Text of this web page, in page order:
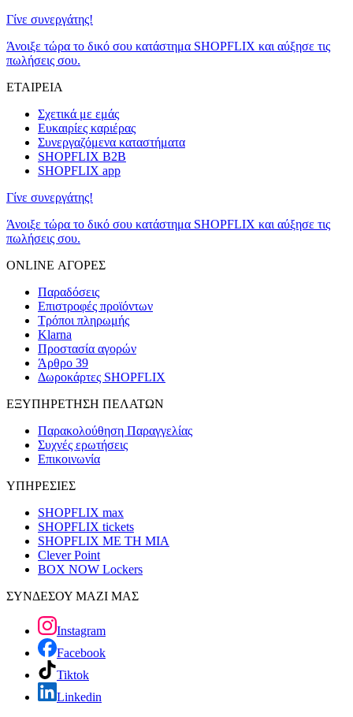
Γίνε συνεργάτης!
Άνοιξε τώρα το δικό σου κατάστημα SHOPFLIX και αύξησε τις
πωλήσεις σου.
ΕΤΑΙΡΕΙΑ
Σχετικά με εμάς
Ευκαιρίες καριέρας
Συνεργαζόμενα καταστήματα
SHOPFLIX B2B
SHOPFLIX app
Γίνε συνεργάτης!
Άνοιξε τώρα το δικό σου κατάστημα SHOPFLIX και αύξησε τις
πωλήσεις σου.
ONLINE ΑΓΟΡΕΣ
Παραδόσεις
Επιστροφές προϊόντων
Τρόποι πληρωμής
Klarna
Προστασία αγορών
Άρθρο 39
Δωροκάρτες SHOPFLIX
ΕΞΥΠΗΡΕΤΗΣΗ ΠΕΛΑΤΩΝ
Παρακολούθηση Παραγγελίας
Συχνές ερωτήσεις
Επικοινωνία
ΥΠΗΡΕΣΙΕΣ
SHOPFLIX max
SHOPFLIX tickets
SHOPFLIX ΜΕ ΤΗ ΜΙΑ
Clever Point
BOX NOW Lockers
ΣΥΝΔΕΣΟΥ ΜΑΖΙ ΜΑΣ
Instagram
Facebook
Tiktok
Linkedin